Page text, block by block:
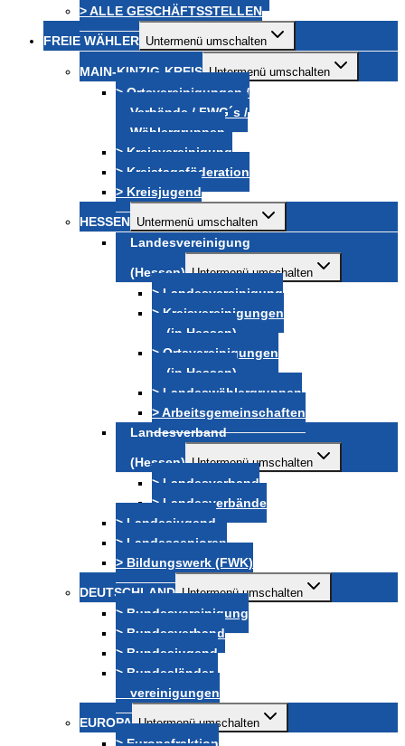
> ALLE GESCHÄFTSSTELLEN
FREIE WÄHLER Untermenü umschalten
MAIN-KINZIG-KREIS Untermenü umschalten
> Ortsvereinigungen /
Verbände / FWG´s /
Wählergruppen
> Kreisvereinigung
> Kreistagsföderation
> Kreisjugend
HESSEN Untermenü umschalten
Landesvereinigung
(Hessen) Untermenü umschalten
> Landesvereinigung
> Kreisvereinigungen
(in Hessen)
> Ortsvereinigungen
(in Hessen)
> Landeswählergruppen
> Arbeitsgemeinschaften
Landesverband
(Hessen) Untermenü umschalten
> Landesverband
> Landesverbände
> Landesjugend
> Landessenioren
> Bildungswerk (FWK)
DEUTSCHLAND Untermenü umschalten
> Bundesvereinigung
> Bundesverband
> Bundesjugend
> Bundesländer-
vereinigungen
EUROPA Untermenü umschalten